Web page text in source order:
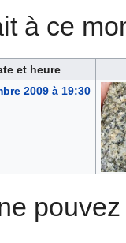
à ce
et heure
2009 à 19:30